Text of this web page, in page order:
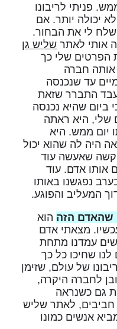
פניתי לריבונו
יכולה יותר. אם
לי את הבחור.
אותי לאתר שליש גן
הפרטים שלי כך
אותה חברה
עד שנכנסה
התברר שזאת
ביום שהיא נכנסה
שלי, היא ראתה
יום ממש. היא
היה לה שהוא יכול
שאעשה עוד
אותו אדם. עוד
נפגשנו באותו
המעליב והפוגע.
שהאדם הזה הוא
מצאתי אדם
עמדנו מתחת
שחיכו כל כך
של עולם, שזימן
לחברה היקרה,
גם כשנראה
חביבים, לאתר שליש
אנשים כמונו